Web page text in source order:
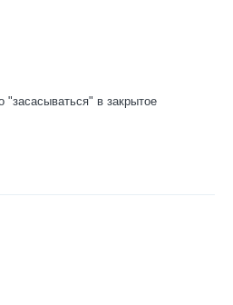
"засасываться" в закрытое